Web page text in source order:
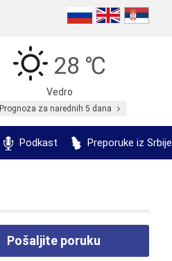
28 ℃
Vedro
Prognoza za narednih 5 dana
Podkast Preporuke iz Srbije
Pošaljite poruku